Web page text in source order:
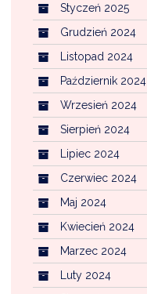
Styczeń 2025
Grudzień 2024
Listopad 2024
Październik 2024
Wrzesień 2024
Sierpień 2024
Lipiec 2024
Czerwiec 2024
Maj 2024
Kwiecień 2024
Marzec 2024
Luty 2024